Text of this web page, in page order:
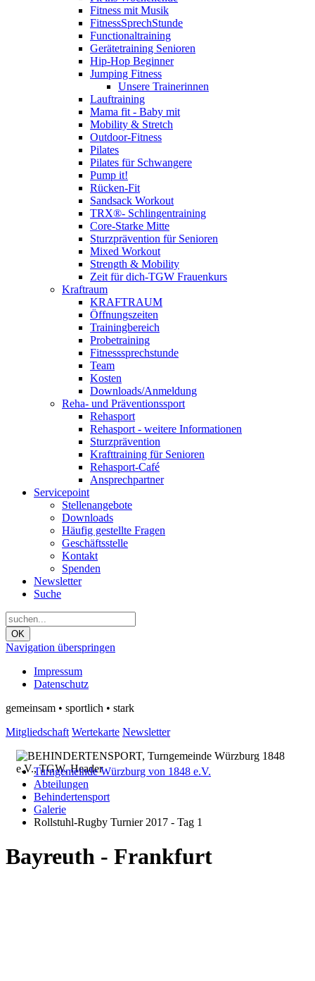
Fitness mit Musik
FitnessSprechStunde
Functionaltraining
Gerätetraining Senioren
Hip-Hop Beginner
Jumping Fitness
Unsere Trainerinnen
Lauftraining
Mama fit - Baby mit
Mobility & Stretch
Outdoor-Fitness
Pilates
Pilates für Schwangere
Pump it!
Rücken-Fit
Sandsack Workout
TRX®- Schlingentraining
Core-Starke Mitte
Sturzprävention für Senioren
Mixed Workout
Strength & Mobility
Zeit für dich-TGW Frauenkurs
Kraftraum
KRAFTRAUM
Öffnungszeiten
Trainingbereich
Probetraining
Fitnesssprechstunde
Team
Kosten
Downloads/Anmeldung
Reha- und Präventionssport
Rehasport
Rehasport - weitere Informationen
Sturzprävention
Krafttraining für Senioren
Rehasport-Café
Ansprechpartner
Servicepoint
Stellenangebote
Downloads
Häufig gestellte Fragen
Geschäftsstelle
Kontakt
Spenden
Newsletter
Suche
OK
Navigation überspringen
Impressum
Datenschutz
gemeinsam • sportlich • stark
Mitgliedschaft Wertekarte Newsletter
Turngemeinde Würzburg von 1848 e.V.
Abteilungen
Behindertensport
Galerie
Rollstuhl-Rugby Turnier 2017 - Tag 1
Bayreuth - Frankfurt